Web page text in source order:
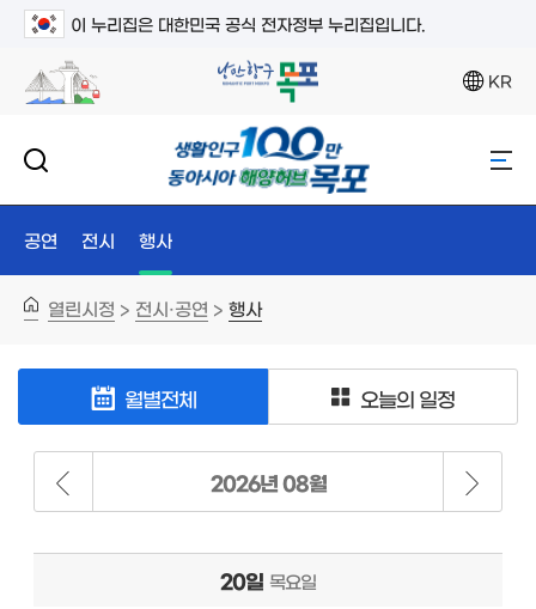
이 누리집은 대한민국 공식 전자정부 누리집입니다.
KR
공연 전시 행사
열린시정 > 전시·공연 > 행사
월별전체
2026년 08월
20일 목요일
오늘의 일정